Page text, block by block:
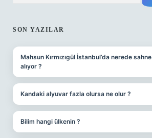
SON YAZILAR
Mahsun Kırmızıgül İstanbul’da nerede sahne
alıyor ?
Kandaki alyuvar fazla olursa ne olur ?
Bilim hangi ülkenin ?